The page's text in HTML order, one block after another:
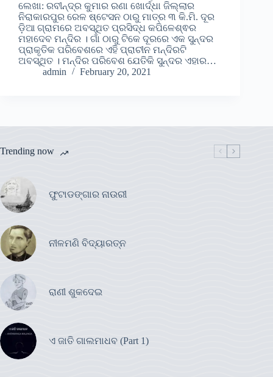
ଲେଖା: ରବୀନ୍ଦ୍ର କୁମାର ରଣା ଖୋର୍ଦ୍ଧା ଜିଲ୍ଲାର
ନିରାକାରପୁର ରେଳ ଷ୍ଟେସନ ଠାରୁ ମାତ୍ର ୩ କି.ମି. ଦୂର
ଡ଼ିଆ ଗ୍ରାମରେ ଅବସ୍ଥିତ ପ୍ରସିଦ୍ଧ କପିଳେଶ୍ଵର
ମହାଦେବ ମନ୍ଦିର । ଗାଁ ଠାରୁ ଟିକେ ଦୂରରେ ଏକ ସୁନ୍ଦର
ପ୍ରାକୃତିକ ପରିବେଶରେ ଏହି ପ୍ରାଚୀନ ମନ୍ଦିରଟି
ଅବସ୍ଥିତ । ମନ୍ଦିର ପରିବେଶ ଯେତିକି ସୁନ୍ଦର ଏହାର…
admin
February 20, 2021
Trending now
ଫୁଟାଡଙ୍ଗାର ନାଉରୀ
ନୀଳମଣି ବିଦ୍ୟାରତ୍ନ
ରାଣୀ ଶୁକଦେଇ
ଏ ଜାତି ଗାଲମାଧବ (Part 1)